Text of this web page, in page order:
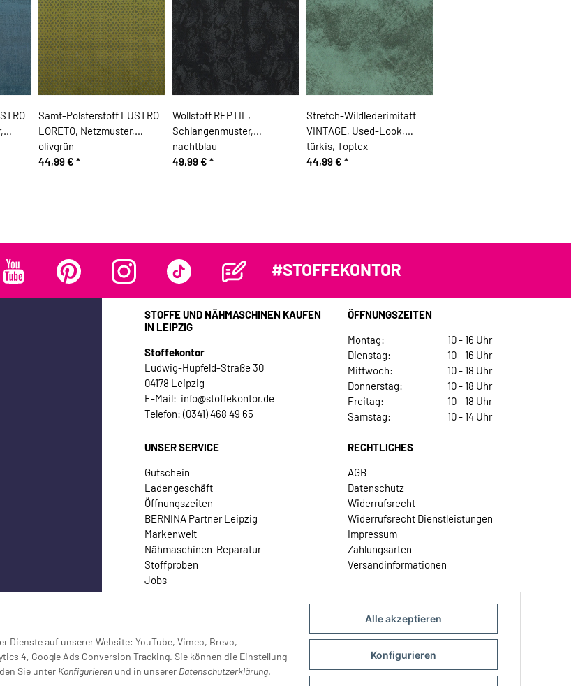
Alle akzeptieren
Konfigurieren
Dienste auf unserer Website: YouTube, Vimeo, Brevo,
4, Google Ads Conversion Tracking. Sie können die Einstellung
Sie unter Konfigurieren und in unserer Datenschutzerklärung.
Samt-Polsterstoff LUSTRO
LORETO, Netzmuster,
olivgrün
44,99 € *
Wollstoff REPTIL,
Schlangenmuster,
nachtblau
49,99 € *
Stretch-Wildlederimitatt
VINTAGE, Used-Look,
türkis, Toptex
44,99 € *
#STOFFEKONTOR
STOFFE UND NÄHMASCHINEN KAUFEN
IN LEIPZIG
Stoffekontor
Ludwig-Hupfeld-Straße 30
04178 Leipzig
E-Mail: info@stoffekontor.de
Telefon: (0341) 468 49 65
ÖFFNUNGSZEITEN
Montag:
10 - 16 Uhr
Dienstag:
10 - 16 Uhr
Mittwoch:
10 - 18 Uhr
Donnerstag:
10 - 18 Uhr
Freitag:
10 - 18 Uhr
Samstag:
10 - 14 Uhr
UNSER SERVICE
Gutschein
Ladengeschäft
Öffnungszeiten
BERNINA Partner Leipzig
Markenwelt
Nähmaschinen-Reparatur
Stoffproben
Jobs
Kontakt
RECHTLICHES
AGB
Datenschutz
Widerrufsrecht
Widerrufsrecht Dienstleistungen
Impressum
Zahlungsarten
Versandinformationen